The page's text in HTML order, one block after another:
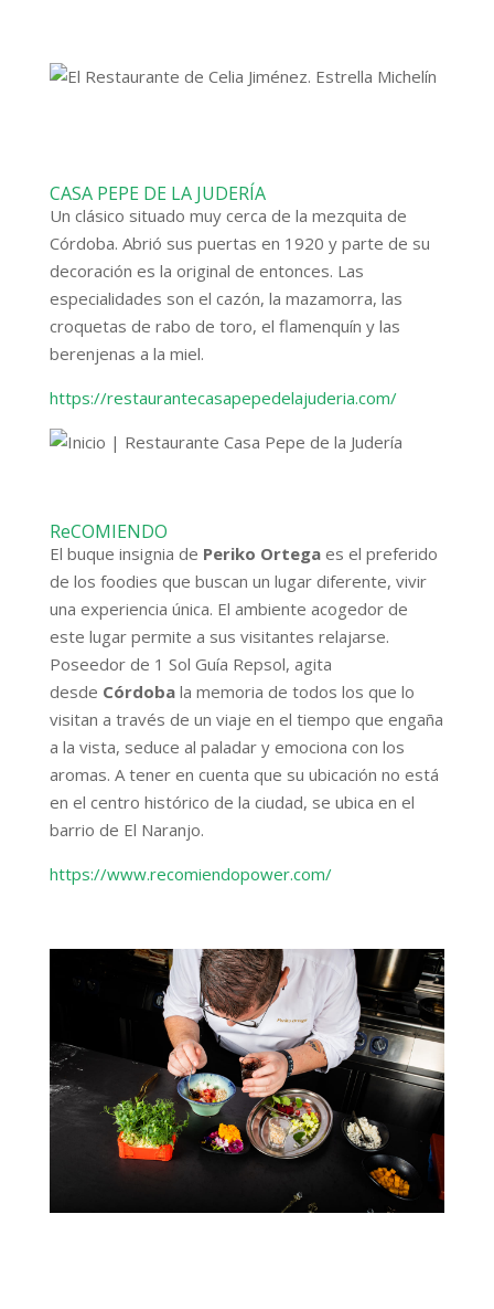
CASA PEPE DE LA JUDERÍA
Un clásico situado muy cerca de la mezquita de
Córdoba. Abrió sus puertas en 1920 y parte de su
decoración es la original de entonces. Las
especialidades son el cazón, la mazamorra, las
croquetas de rabo de toro, el flamenquín y las
berenjenas a la miel.
https://restaurantecasapepedelajuderia.com/
ReCOMIENDO
El buque insignia de Periko Ortegaes el preferido
de los foodies que buscan un lugar diferente, vivir
una experiencia única. El ambiente acogedor de
este lugar permite a sus visitantes relajarse.
Poseedor de 1 Sol Guía Repsol, agita
desde Córdobala memoria de todos los que lo
visitan a través de un viaje en el tiempo que engaña
a la vista, seduce al paladar y emociona con los
aromas. A tener en cuenta que su ubicación no está
en el centro histórico de la ciudad, se ubica en el
barrio de El Naranjo.
https://www.recomiendopower.com/